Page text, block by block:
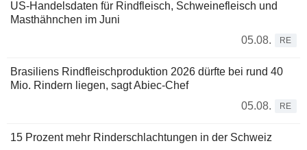
US-Handelsdaten für Rindfleisch, Schweinefleisch und
Masthähnchen im Juni
05.08.
RE
Brasiliens Rindfleischproduktion 2026 dürfte bei rund 40
Mio. Rindern liegen, sagt Abiec-Chef
05.08.
RE
15 Prozent mehr Rinderschlachtungen in der Schweiz